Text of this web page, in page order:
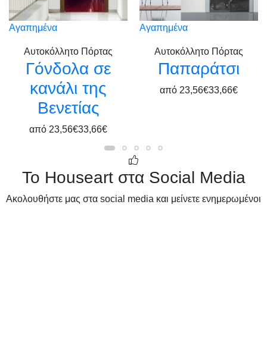
Αγαπημένα
Αυτοκόλλητο Πόρτας
Γόνδολα σε
κανάλι της
Βενετίας
από 23,56€33,66€
Αγαπημένα
Αυτοκόλλητο Πόρτας
Παπαράτσι
από 23,56€33,66€
Το Houseart στα Social Media
Ακολουθήστε μας στα social media και μείνετε ενημερωμένοι